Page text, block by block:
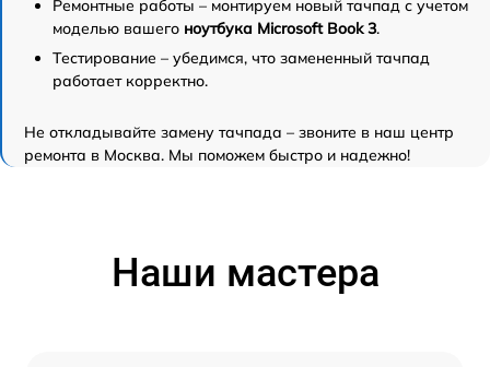
Ремонтные работы – монтируем новый тачпад с учетом
моделью вашего ноутбука Microsoft Book 3.
Тестирование – убедимся, что замененный тачпад
работает корректно.
Не откладывайте замену тачпада – звоните в наш центр
ремонта в Москва. Мы поможем быстро и надежно!
Наши мастера